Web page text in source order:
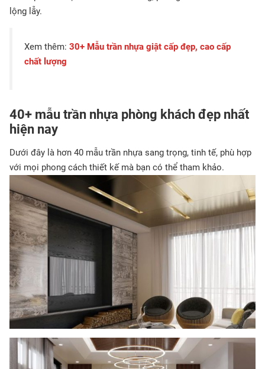
lộng lẫy.
Xem thêm: 30+ Mẫu trần nhựa giật cấp​ đẹp, cao cấp
chất lượng
40+ mẫu trần nhựa phòng khách đẹp nhất
hiện nay
Dưới đây là hơn 40 mẫu trần nhựa sang trọng, tinh tế, phù hợp
với mọi phong cách thiết kế mà bạn có thể tham khảo.